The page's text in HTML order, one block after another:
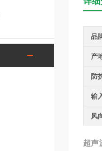
品
产
防
输
风
超声